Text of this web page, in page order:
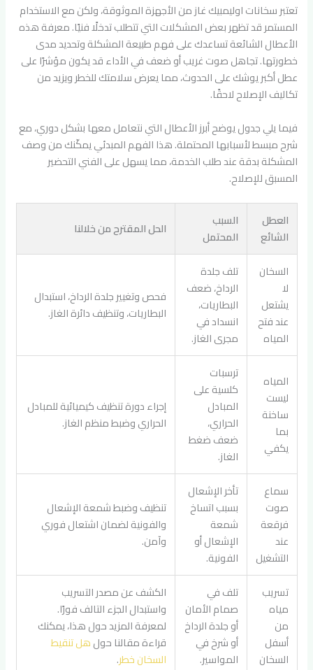
تعتبر سخانات اوليمبيك غاز من الأجهزة الموثوقة، ولكن مع الاستخدام
المستمر قد تظهر بعض المشكلات التي تتطلب تدخلًا فنيًا. معرفة هذه
الأعطال الشائعة تساعدك على فهم طبيعة المشكلة وتحديد مدى
خطورتها. تجاهل صوت غريب أو ضعف في الأداء قد يكون مؤشرًا على
عطل أكبر يوشك على الحدوث، مما يعرض سلامتك للخطر ويزيد من
تكاليف الإصلاح لاحقًا.
فيما يلي جدول يوضح أبرز الأعطال التي نتعامل معها بشكل دوري، مع
شرح مبسط لأسبابها المحتملة. هذا الفهم المبدئي يمكّنك من وصف
المشكلة بدقة عند طلب الخدمة، مما يسهل على الفني التحضير
المسبق للإصلاح.
العطل
الشائع
السبب
المحتمل
الحل المقترح من خلالنا
السخان
لا
يشتعل
عند فتح
المياه
تلف جلدة
الرداخ، ضعف
البطاريات،
انسداد في
مجرى الغاز.
فحص وتغيير جلدة الرداخ، استبدال
البطاريات، وتنظيف دائرة الغاز.
المياه
ليست
ساخنة
بما
يكفي
ترسبات
كلسية على
المبادل
الحراري،
ضعف ضغط
الغاز.
إجراء دورة تنظيف كيميائية للمبادل
الحراري وضبط منظم الغاز.
سماع
صوت
فرقعة
عند
التشغيل
تأخر الإشعال
بسبب اتساخ
شمعة
الإشعال أو
الفونية.
تنظيف وضبط شمعة الإشعال
والفونية لضمان اشتعال فوري
وآمن.
تسريب
مياه
من
أسفل
السخان
تلف في
صمام الأمان
أو جلدة الرداخ
أو شرخ في
المواسير.
الكشف عن مصدر التسريب
واستبدال الجزء التالف فورًا.
لمعرفة المزيد حول هذا، يمكنك
قراءة مقالنا حولهل تنقيط
السخان خطر.